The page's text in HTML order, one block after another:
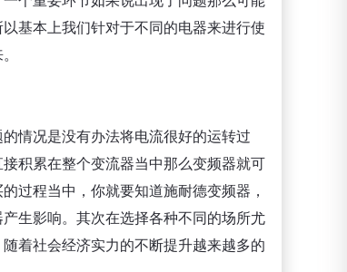
基本上我们针对于不同的电器来进行使
情况是没有办法将电流很好的运转过
积累在整个变流器当中那么变频器就可
过程当中，你就要知道施耐德变频器，
生影响。其次在选择各种不同的场所尤
着社会经济实力的不断提升越来越多的